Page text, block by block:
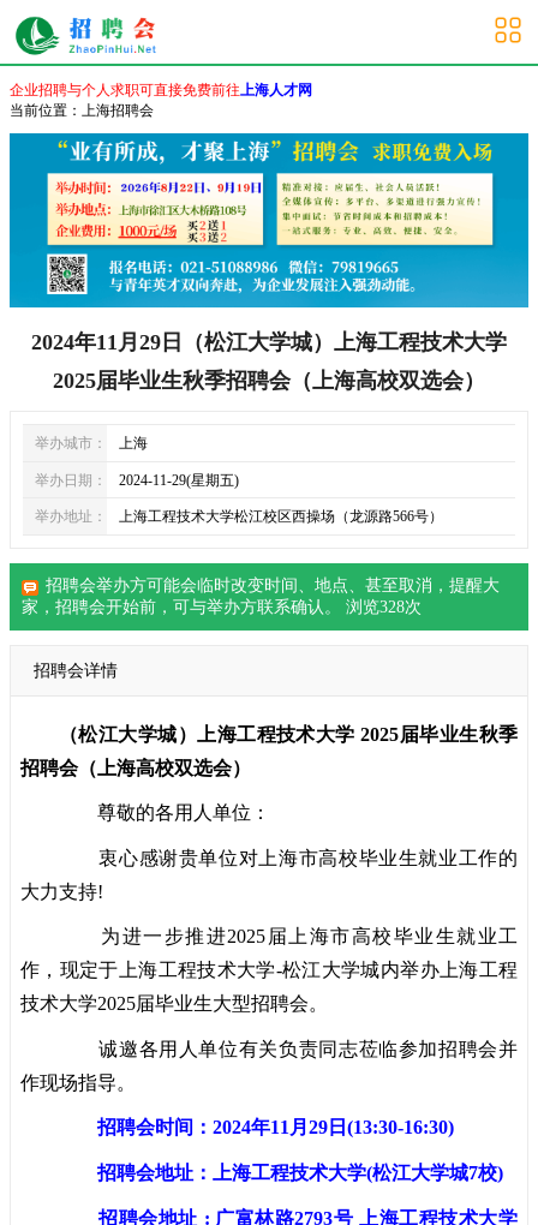
上海校园招聘会
企业招聘与个人求职可直接免费前往上海人才网
当前位置： 上海招聘会
2024年11月29日（松江大学城）上海工程技术大学
2025届毕业生秋季招聘会（上海高校双选会）
举办城市： 上海
举办日期： 2024-11-29(星期五)
举办地址： 上海工程技术大学松江校区西操场（龙源路566号）
招聘会举办方可能会临时改变时间、地点、甚至取消，提醒大
家， 招聘会开始前，可与举办方联系确认。 浏览328次
招聘会详情
（松江大学城）上海工程技术大学 2025届毕业生秋季
招聘会（上海高校双选会）
尊敬的各用人单位：
衷心感谢贵单位对上海市高校毕业生就业工作的
大力支持!
为进一步推进2025届上海市高校毕业生就业工
作，现定于上海工程技术大学-松江大学城内举办上海工程
技术大学2025届毕业生大型招聘会。
诚邀各用人单位有关负责同志莅临参加招聘会并
作现场指导。
招聘会时间：2024年11月29日(13:30-16:30)
招聘会地址：上海工程技术大学(松江大学城7校)
招聘会地址 : 广富林路2793号 上海工程技术大学